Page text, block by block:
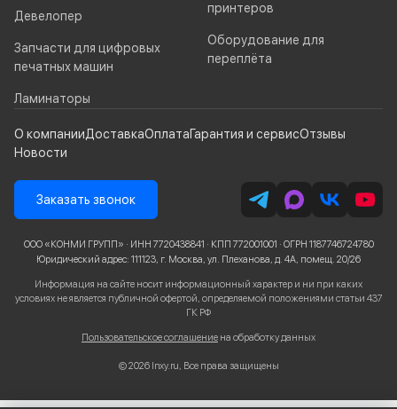
Девелопер
Запчасти для цифровых
печатных машин
Ламинаторы
принтеров
Оборудование для
переплёта
О компанииДоставкаОплатаГарантия и сервисОтзывы
Новости
Заказать звонок
ООО «КОНМИ ГРУПП» · ИНН 7720438841 · КПП 772001001 · ОГРН 1187746724780
Юридический адрес: 111123, г. Москва, ул. Плеханова, д. 4А, помещ. 20/26
Информация на сайте носит информационный характер и ни при каких
условиях не является публичной офертой, определяемой положениями статьи 437
ГК РФ
Пользовательское соглашение на обработку данных
© 2026 Inxy.ru, Все права защищены